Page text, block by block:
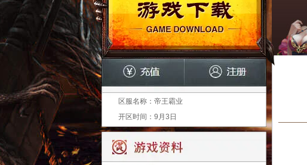
区服名称： 帝王霸业
开区时间： 9月3日